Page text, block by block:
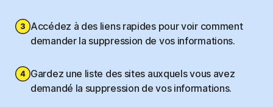
Accédez à des liens rapides pour voir comment
demander la suppression de vos informations.
Gardez une liste des sites auxquels vous avez
demandé la suppression de vos informations.